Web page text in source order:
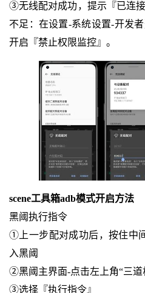
③无线配对成功，提示『已连
不足：在设置-系统设置-开发
开启『禁止权限监控』。
scene工具箱adb模式开启方法
黑阈执行指令
①上一步配对成功后，按住中
入黑阈
②黑阈主界面-点击左上角“三道
③选择『执行指令』